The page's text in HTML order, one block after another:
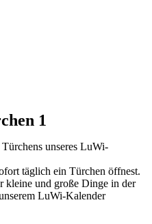
1
unseres LuWi-
täglich ein Türchen öffnest.
kleine und große Dinge in der
LuWi-Kalender